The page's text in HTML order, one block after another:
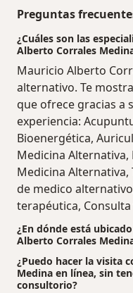
Preguntas
¿Cuáles son las
Alberto Corrales
Mauricio Alberto
alternativo. Te
que ofrece gracias a
experiencia:
Bioenergética,
Medicina
Medicina Alternativa,
de medico
terapéutica,
¿En dónde está
Alberto Corrales
¿Puedo hacer la visita
Medina en línea, sin
consultorio?